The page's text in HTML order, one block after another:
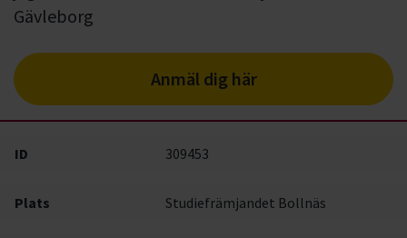
Gävleborg
Anmäl dig här
ID 309453
Plats Studiefrämjandet Bollnäs